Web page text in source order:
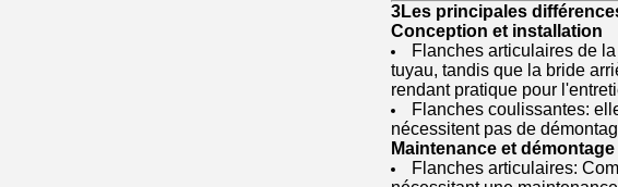
3Les principales
Conception et installation
Flanches articulaires de
tuyau, tandis que la bride
rendant pratique pour
Flanches coulissantes:
nécessitent pas de
Maintenance et démontage
Flanches articulaires: